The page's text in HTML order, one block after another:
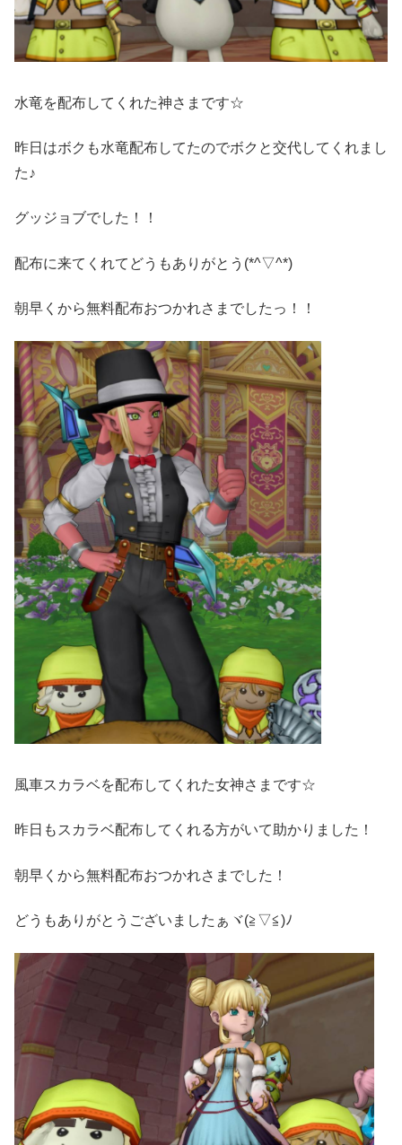
水竜を配布してくれた神さまです☆
昨日はボクも水竜配布してたのでボクと交代してくれまし
た♪
グッジョブでした！！
配布に来てくれてどうもありがとう(*^▽^*)
朝早くから無料配布おつかれさまでしたっ！！
風車スカラベを配布してくれた女神さまです☆
昨日もスカラベ配布してくれる方がいて助かりました！
朝早くから無料配布おつかれさまでした！
どうもありがとうございましたぁヾ(≧▽≦)ﾉ